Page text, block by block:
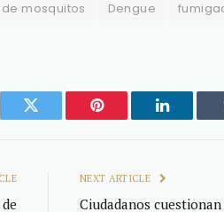
mosquitos Dengue
Twitter Pinterest LinkedIn
NEXT ARTICLE
Ciudadanos